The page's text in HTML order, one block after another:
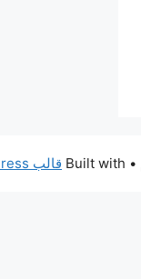
• Built with قالب GeneratePress